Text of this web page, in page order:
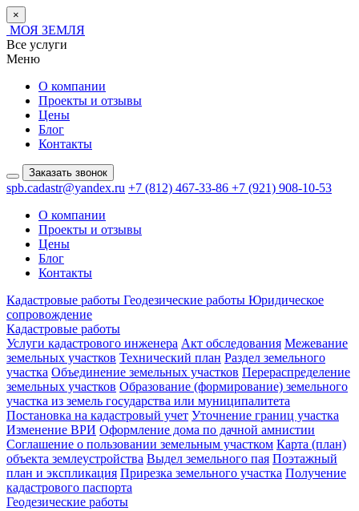
×
МОЯ ЗЕМЛЯ
Все услуги
Меню
О компании
Проекты и отзывы
Цены
Блог
Контакты
Заказать звонок
spb.cadastr@yandex.ru +7 (812) 467-33-86 +7 (921) 908-10-53
О компании
Проекты и отзывы
Цены
Блог
Контакты
Кадастровые работы Геодезические работы Юридическое
сопровождение
Кадастровые работы
Услуги кадастрового инженера Акт обследования Межевание
земельных участков Технический план Раздел земельного
участка Объединение земельных участков Перераспределение
земельных участков Образование (формирование) земельного
участка из земель государства или муниципалитета
Постановка на кадастровый учет Уточнение границ участка
Изменение ВРИ Оформление дома по дачной амнистии
Соглашение о пользовании земельным участком Карта (план)
объекта землеустройства Выдел земельного пая Поэтажный
план и экспликация Прирезка земельного участка Получение
кадастрового паспорта
Геодезические работы